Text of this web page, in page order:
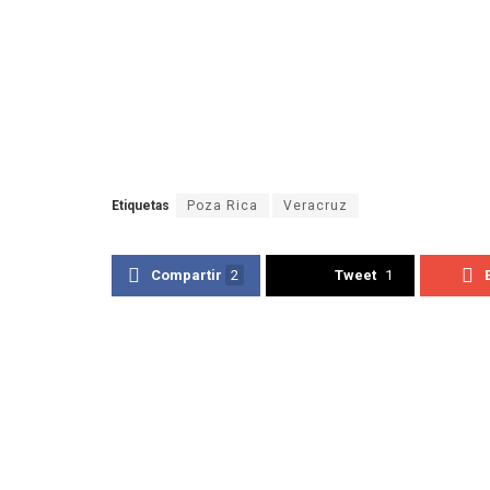
Etiquetas Poza Rica Veracruz
Compartir 2 Tweet 1